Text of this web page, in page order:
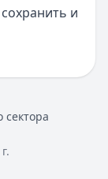
и
сектора